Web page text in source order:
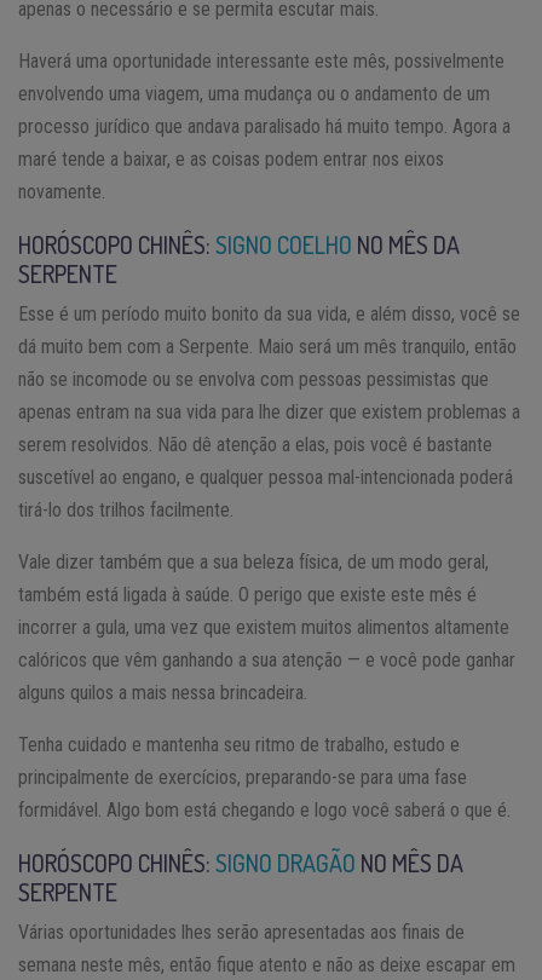
apenas o necessário e se permita escutar mais.
Haverá uma oportunidade interessante este mês, possivelmente
envolvendo uma viagem, uma mudança ou o andamento de um
processo jurídico que andava paralisado há muito tempo. Agora a
maré tende a baixar, e as coisas podem entrar nos eixos
novamente.
HORÓSCOPO CHINÊS:SIGNO COELHO NO MÊS DA
SERPENTE
Esse é um período muito bonito da sua vida, e além disso, você se
dá muito bem com a Serpente. Maio será um mês tranquilo, então
não se incomode ou se envolva com pessoas pessimistas que
apenas entram na sua vida para lhe dizer que existem problemas a
serem resolvidos. Não dê atenção a elas, pois você é bastante
suscetível ao engano, e qualquer pessoa mal-intencionada poderá
tirá-lo dos trilhos facilmente.
Vale dizer também que a sua beleza física, de um modo geral,
também está ligada à saúde. O perigo que existe este mês é
incorrer a gula, uma vez que existem muitos alimentos altamente
calóricos que vêm ganhando a sua atenção — e você pode ganhar
alguns quilos a mais nessa brincadeira.
Tenha cuidado e mantenha seu ritmo de trabalho, estudo e
principalmente de exercícios, preparando-se para uma fase
formidável. Algo bom está chegando e logo você saberá o que é.
HORÓSCOPO CHINÊS:SIGNO DRAGÃO NO MÊS DA
SERPENTE
Várias oportunidades lhes serão apresentadas aos finais de
semana neste mês, então fique atento e não as deixe escapar em